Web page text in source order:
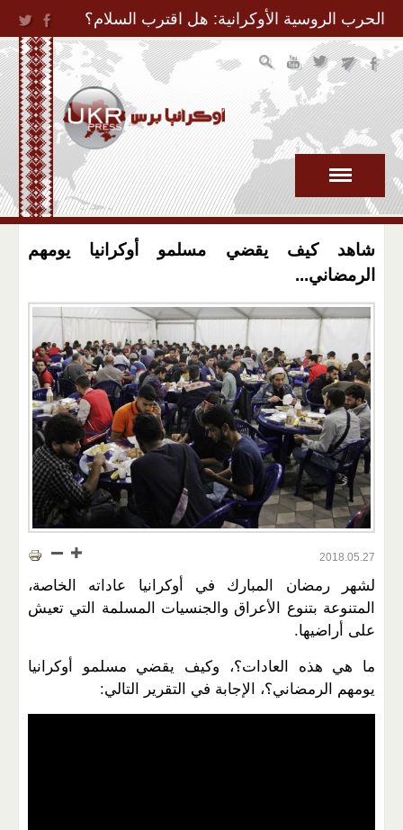
Jump to Navigation
الحرب الروسية الأوكرانية: هل اقترب السلام؟
شاهد كيف يقضي مسلمو أوكرانيا يومهم
الرمضاني...
2018.05.27
لشهر رمضان المبارك في أوكرانيا عاداته الخاصة،
المتنوعة بتنوع الأعراق والجنسيات المسلمة التي تعيش
على أراضيها.
ما هي هذه العادات؟، وكيف يقضي مسلمو أوكرانيا
يومهم الرمضاني؟، الإجابة في التقرير التالي: